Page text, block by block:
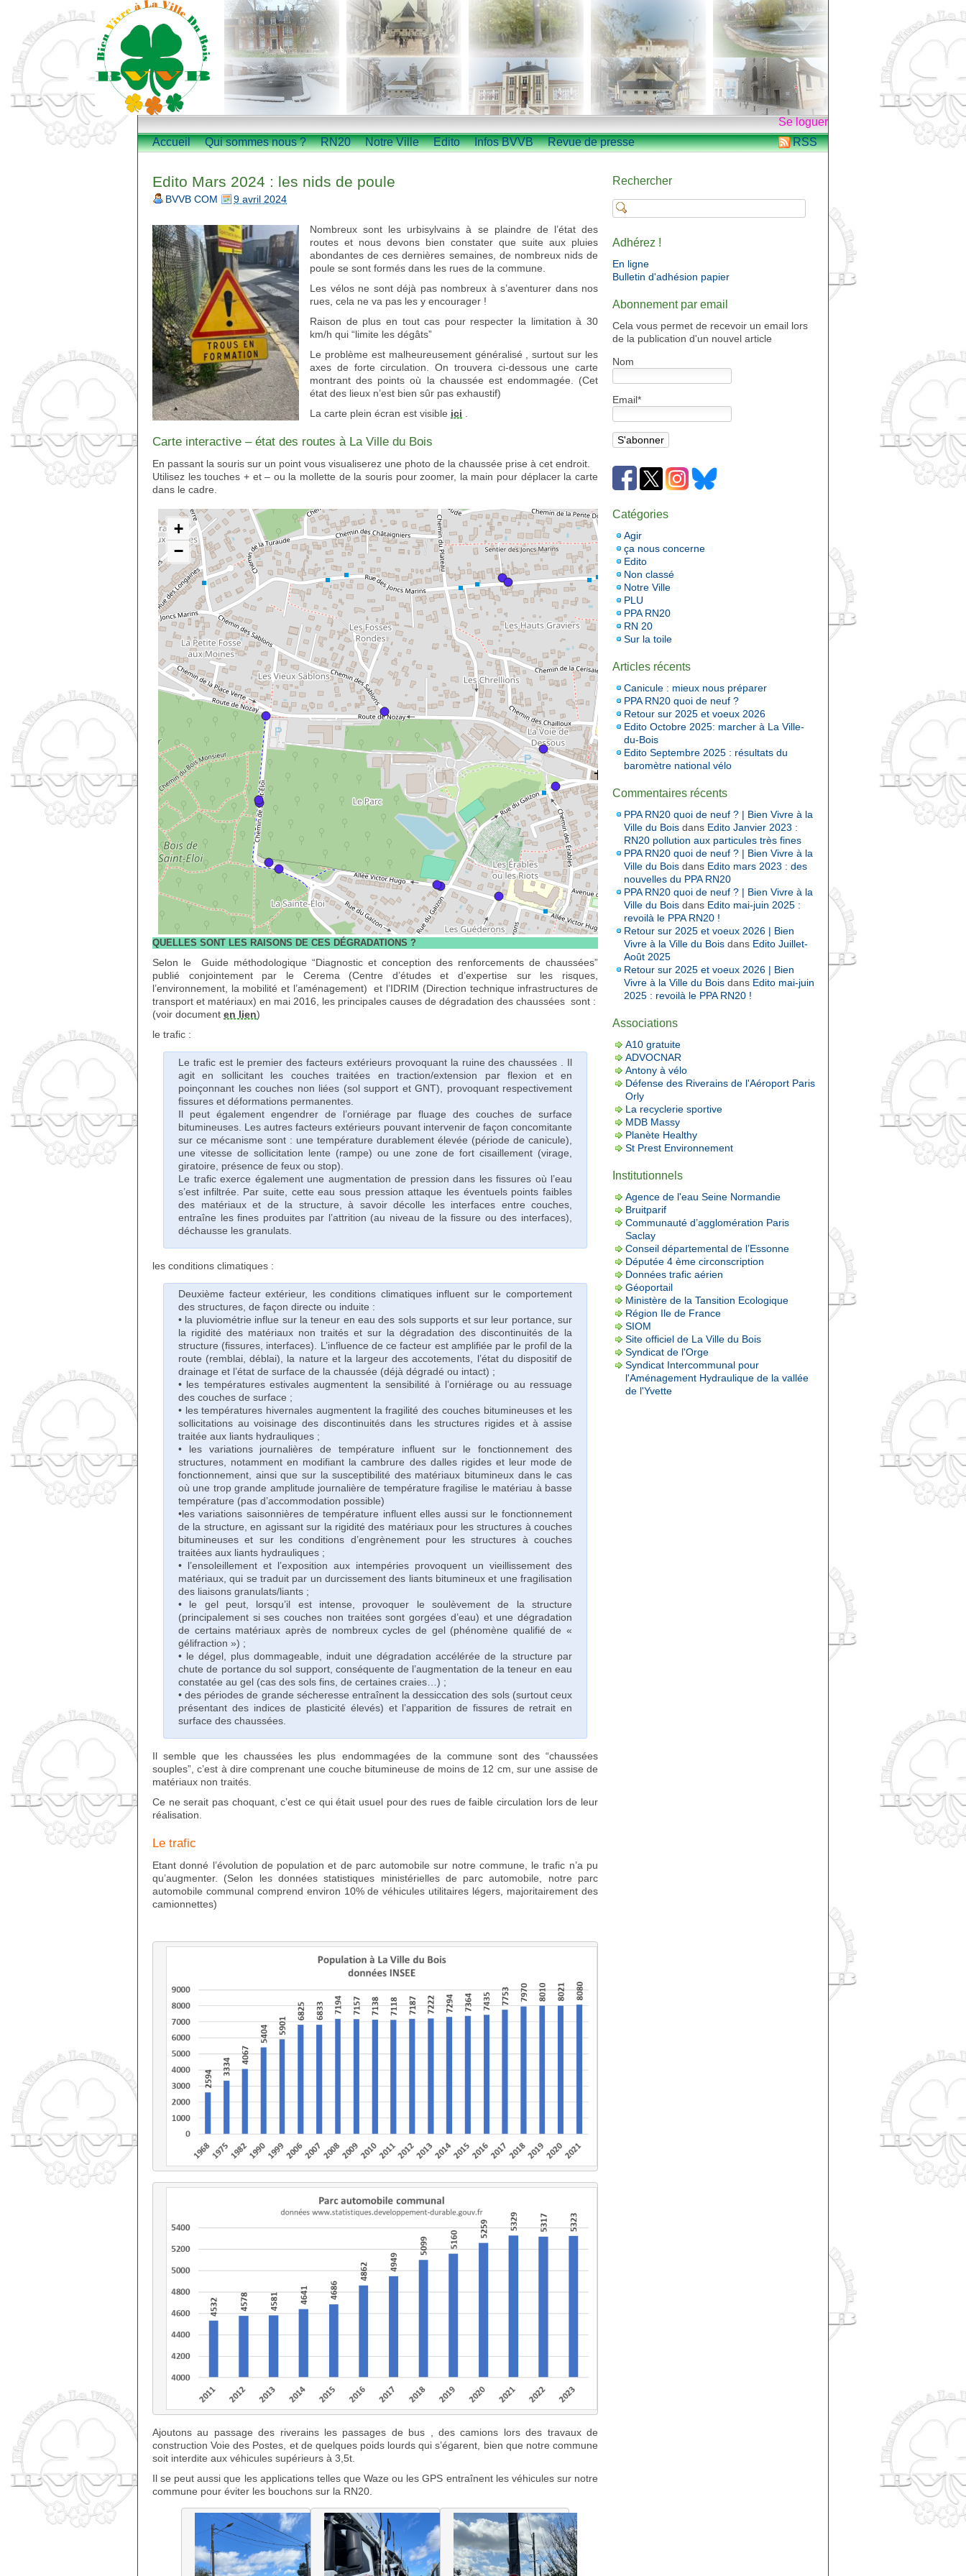
Se loguer
Accueil
Qui sommes nous ? RN20 Notre Ville Edito Infos BVVB Revue de presse RSS
Edito Mars 2024 : les nids de poule
BVVB COM 9 avril 2024
Nombreux sont les urbisylvains à se plaindre de l’état des
routes et nous devons bien constater que suite aux pluies
abondantes de ces dernières semaines, de nombreux nids de
poule se sont formés dans les rues de la commune.
Les vélos ne sont déjà pas nombreux à s’aventurer dans nos
rues, cela ne va pas les y encourager !
Raison de plus en tout cas pour respecter la limitation à 30
km/h qui “limite les dégâts”
Le problème est malheureusement généralisé , surtout sur les
axes de forte circulation. On trouvera ci-dessous une carte
montrant des points où la chaussée est endommagée. (Cet
état des lieux n’est bien sûr pas exhaustif)
La carte plein écran est visible ici
Carte interactive – état des routes à La Ville du Bois
En passant la souris sur un point vous visualiserez une photo de la chaussée prise à cet endroit.
Utilisez les touches + et – ou la mollette de la souris pour zoomer, la main pour déplacer la carte
dans le cadre.
QUELLES SONT LES RAISONS DE CES DÉGRADATIONS ?
Selon le Guide méthodologique “Diagnostic et conception des renforcements de chaussées”
publié conjointement par le Cerema (Centre d’études et d’expertise sur les risques,
l’environnement, la mobilité et l’aménagement) et l’IDRIM (Direction technique infrastructures de
transport et matériaux) en mai 2016, les principales causes de dégradation des chaussées sont :
(voir document en lien)
le trafic :
Le trafic est le premier des facteurs extérieurs provoquant la ruine des chaussées . Il
agit en sollicitant les couches traitées en traction/extension par flexion et en
poinçonnant les couches non liées (sol support et GNT), provoquant respectivement
fissures et déformations permanentes.
Il peut également engendrer de l’orniérage par fluage des couches de surface
bitumineuses. Les autres facteurs extérieurs pouvant intervenir de façon concomitante
sur ce mécanisme sont : une température durablement élevée (période de canicule),
une vitesse de sollicitation lente (rampe) ou une zone de fort cisaillement (virage,
giratoire, présence de feux ou stop).
Le trafic exerce également une augmentation de pression dans les fissures où l’eau
s’est infiltrée. Par suite, cette eau sous pression attaque les éventuels points faibles
des matériaux et de la structure, à savoir décolle les interfaces entre couches,
entraîne les fines produites par l’attrition (au niveau de la fissure ou des interfaces),
déchausse les granulats.
les conditions climatiques :
Deuxième facteur extérieur, les conditions climatiques influent sur le comportement
des structures, de façon directe ou induite :
• la pluviométrie influe sur la teneur en eau des sols supports et sur leur portance, sur
la rigidité des matériaux non traités et sur la dégradation des discontinuités de la
structure (fissures, interfaces). L’influence de ce facteur est amplifiée par le profil de la
route (remblai, déblai), la nature et la largeur des accotements, l’état du dispositif de
drainage et l’état de surface de la chaussée (déjà dégradé ou intact) ;
• les températures estivales augmentent la sensibilité à l’orniérage ou au ressuage
des couches de surface ;
• les températures hivernales augmentent la fragilité des couches bitumineuses et les
sollicitations au voisinage des discontinuités dans les structures rigides et à assise
traitée aux liants hydrauliques ;
• les variations journalières de température influent sur le fonctionnement des
structures, notamment en modifiant la cambrure des dalles rigides et leur mode de
fonctionnement, ainsi que sur la susceptibilité des matériaux bitumineux dans le cas
où une trop grande amplitude journalière de température fragilise le matériau à basse
température (pas d’accommodation possible)
•les variations saisonnières de température influent elles aussi sur le fonctionnement
de la structure, en agissant sur la rigidité des matériaux pour les structures à couches
bitumineuses et sur les conditions d’engrènement pour les structures à couches
traitées aux liants hydrauliques ;
• l’ensoleillement et l’exposition aux intempéries provoquent un vieillissement des
matériaux, qui se traduit par un durcissement des liants bitumineux et une fragilisation
des liaisons granulats/liants ;
• le gel peut, lorsqu’il est intense, provoquer le soulèvement de la structure
(principalement si ses couches non traitées sont gorgées d’eau) et une dégradation
de certains matériaux après de nombreux cycles de gel (phénomène qualifié de «
gélifraction ») ;
• le dégel, plus dommageable, induit une dégradation accélérée de la structure par
chute de portance du sol support, conséquente de l’augmentation de la teneur en eau
constatée au gel (cas des sols fins, de certaines craies…) ;
• des périodes de grande sécheresse entraînent la dessiccation des sols (surtout ceux
présentant des indices de plasticité élevés) et l’apparition de fissures de retrait en
surface des chaussées.
Il semble que les chaussées les plus endommagées de la commune sont des “chaussées
souples”, c’est à dire comprenant une couche bitumineuse de moins de 12 cm, sur une assise de
matériaux non traités.
Ce ne serait pas choquant, c’est ce qui était usuel pour des rues de faible circulation lors de leur
réalisation.
Le trafic
Etant donné l’évolution de population et de parc automobile sur notre commune, le trafic n’a pu
qu’augmenter. (Selon les données statistiques ministérielles de parc automobile, notre parc
automobile communal comprend environ 10% de véhicules utilitaires légers, majoritairement des
camionnettes)
Ajoutons au passage des riverains les passages de bus , des camions lors des travaux de
construction Voie des Postes, et de quelques poids lourds qui s’égarent, bien que notre commune
soit interdite aux véhicules supérieurs à 3,5t.
Il se peut aussi que les applications telles que Waze ou les GPS entraînent les véhicules sur notre
commune pour éviter les bouchons sur la RN20.
Rechercher
Adhérez !
En ligne
Bulletin d'adhésion papier
Abonnement par email
Cela vous permet de recevoir un email lors
de la publication d'un nouvel article
Nom
Email*
Catégories
Agir
ça nous concerne
Edito
Non classé
Notre Ville
PLU
PPA RN20
RN 20
Sur la toile
Articles récents
Canicule : mieux nous préparer
PPA RN20 quoi de neuf ?
Retour sur 2025 et voeux 2026
Edito Octobre 2025: marcher à La Ville-
du-Bois
Edito Septembre 2025 : résultats du
baromètre national vélo
Commentaires récents
PPA RN20 quoi de neuf ? | Bien Vivre à la
Ville du Bois dans Edito Janvier 2023 :
RN20 pollution aux particules très fines
PPA RN20 quoi de neuf ? | Bien Vivre à la
Ville du Bois dans Edito mars 2023 : des
nouvelles du PPA RN20
PPA RN20 quoi de neuf ? | Bien Vivre à la
Ville du Bois dans Edito mai-juin 2025 :
revoilà le PPA RN20 !
Retour sur 2025 et voeux 2026 | Bien
Vivre à la Ville du Bois dans Edito Juillet-
Août 2025
Retour sur 2025 et voeux 2026 | Bien
Vivre à la Ville du Bois dans Edito mai-juin
2025 : revoilà le PPA RN20 !
Associations
A10 gratuite
ADVOCNAR
Antony à vélo
Défense des Riverains de l'Aéroport Paris
Orly
La recyclerie sportive
MDB Massy
Planète Healthy
St Prest Environnement
Institutionnels
Agence de l'eau Seine Normandie
Bruitparif
Communauté d’agglomération Paris
Saclay
Conseil départemental de l’Essonne
Députée 4 ème circonscription
Données trafic aérien
Géoportail
Ministère de la Tansition Ecologique
Région Ile de France
SIOM
Site officiel de La Ville du Bois
Syndicat de l'Orge
Syndicat Intercommunal pour
l'Aménagement Hydraulique de la vallée
de l'Yvette